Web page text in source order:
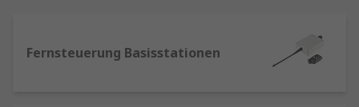
Einsatz.
Fernsteuerung Basisstationen